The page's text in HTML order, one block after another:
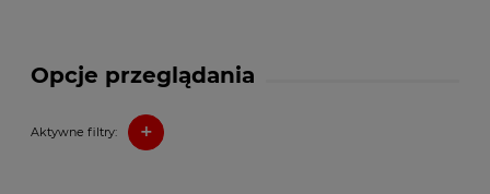
Opcje przeglądania
Aktywne filtry: +